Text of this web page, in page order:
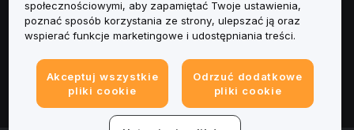
Obsługa Klienta
Informacje prawne
społecznościowymi, aby zapamiętać Twoje ustawienia,
poznać sposób korzystania ze strony, ulepszać ją oraz
wspierać funkcje marketingowe i udostępniania treści.
Akceptuj wszystkie
pliki cookie
Odrzuć dodatkowe
pliki cookie